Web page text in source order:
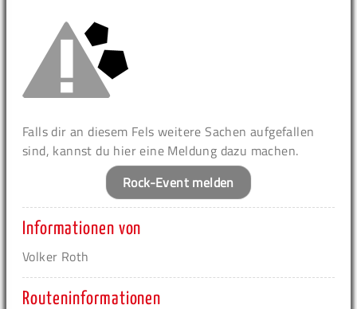
Falls dir an diesem Fels weitere Sachen aufgefallen
sind, kannst du hier eine Meldung dazu machen.
Rock-Event melden
Informationen von
Volker Roth
Routeninformationen